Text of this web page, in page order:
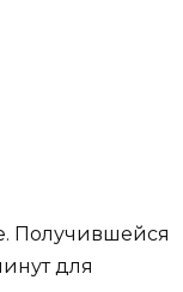
Получившейся
для